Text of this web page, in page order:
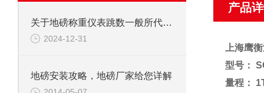
关于地磅称重仪表跳数一般所代表的问题分析
2024-12-31
地磅安装攻略，地磅厂家给您详解
产品
上海鹰
型号：
量程： 1